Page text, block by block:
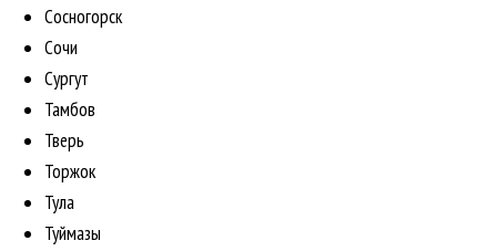
Сосногорск
Сочи
Сургут
Тамбов
Тверь
Торжок
Тула
Туймазы